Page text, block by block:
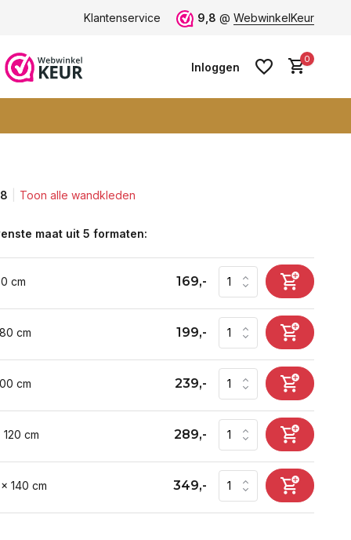
klantbeoordeling 9+ Grootste collectie -ruim 600+
Klantenservice 9,8 @ WebwinkelKeur
Inloggen
0
Toon alle wandkleden
maat uit 5 formaten:
cm 169,-
cm 199,-
cm 239,-
cm 289,-
140 cm 349,-